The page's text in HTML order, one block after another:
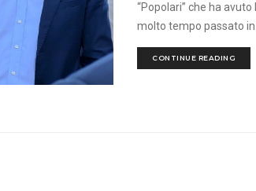
“Popolari” che ha
molto tempo passato in
CONTINUE READING